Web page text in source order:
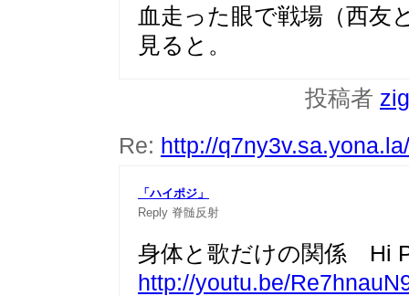
血走った眼で戦場（西友
見ると。
投稿者
Re: http://
「ハイポジ」
Reply 脊髄反射
身体と歌だけの関係 Hi
http://youtu.be/